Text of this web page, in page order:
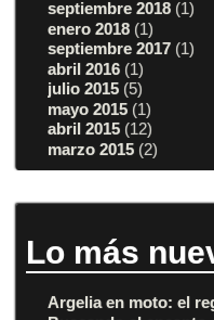
septiembre 2018 (1)
enero 2018 (1)
septiembre 2017 (1)
abril 2016 (1)
julio 2015 (5)
mayo 2015 (1)
abril 2015 (12)
marzo 2015 (2)
Lo más
Argelia en moto: el